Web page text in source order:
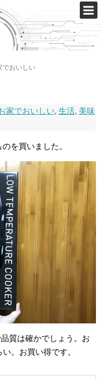
でおいしい
家でおいしい,生活, 美味
を買いました。
質は確かでしょう。お
。お買い得です。